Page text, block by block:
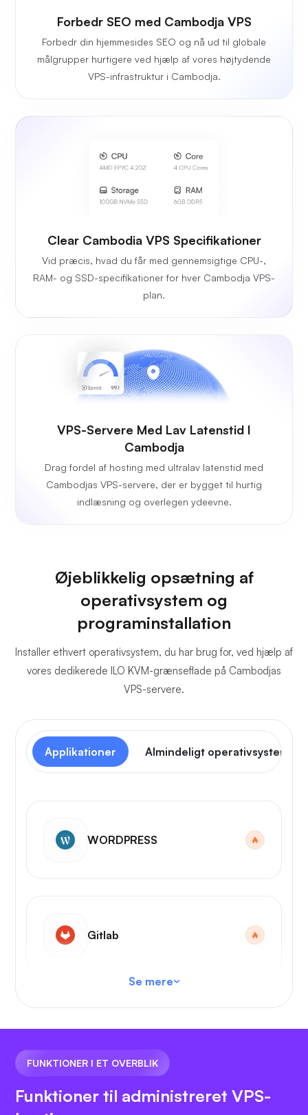
Forbedr SEO med Cambodja VPS
Forbedr din hjemmesides SEO og nå ud til globale
målgrupper hurtigere ved hjælp af vores højtydende
VPS-infrastruktur i Cambodja.
Clear Cambodia VPS Specifikationer
Vid præcis, hvad du får med gennemsigtige CPU-,
RAM- og SSD-specifikationer for hver Cambodja VPS-
plan.
VPS-Servere Med Lav Latenstid I
Cambodja
Drag fordel af hosting med ultralav latenstid med
Cambodjas VPS-servere, der er bygget til hurtig
indlæsning og overlegen ydeevne.
Øjeblikkelig opsætning af
operativsystem og
programinstallation
Installer ethvert operativsystem, du har brug for, ved hjælp af
vores dedikerede ILO KVM-grænseflade på Cambodjas
VPS-servere.
Applikationer Almindeligt operativsystem
WORDPRESS
Gitlab
VS-kode
Se mere
FUNKTIONER I ET OVERBLIK
Funktioner til administreret VPS-